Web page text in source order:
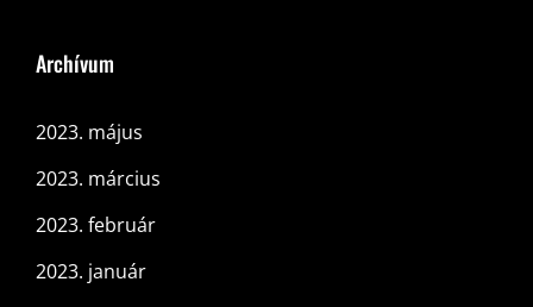
Archívum
2023. május
2023. március
2023. február
2023. január